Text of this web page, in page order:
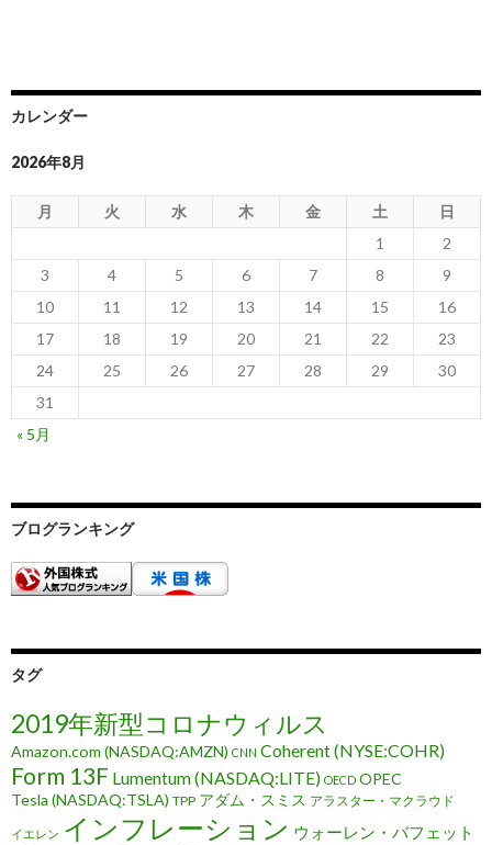
カレンダー
2026年8月
月 火 水 木 金 土
日
1
2
3
4 5 6 7 8
9
10
11 12 13 14 15
16
17
18 19 20 21 22
23
24
25 26 27 28 29
30
31
« 5月
ブログランキング
タグ
2019年新型コロナウィルス
Amazon.com (NASDAQ:AMZN) CNN Coherent (NYSE:COHR)
Form 13F Lumentum (NASDAQ:LITE) OECD OPEC
Tesla (NASDAQ:TSLA) TPP アダム・スミス アラスター・マクラウド
イエレン インフレーション ウォーレン・バフェット